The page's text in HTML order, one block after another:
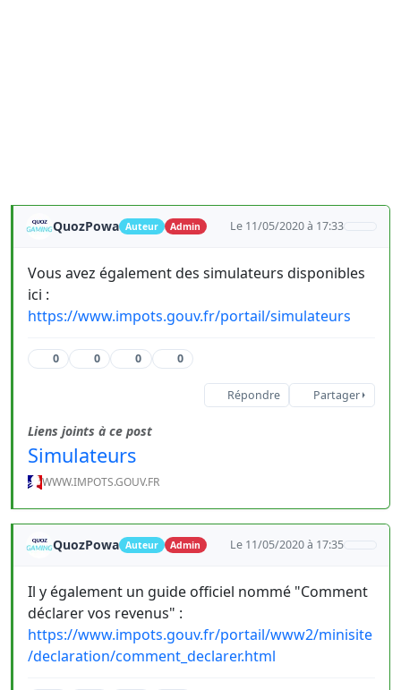
QuozPowa Auteur Admin Le 11/05/2020 à 17:33
Vous avez également des simulateurs disponibles
ici :
https://www.impots.gouv.fr/portail/simulateurs
0 0 0 0
Répondre Partager
Liens joints à ce post
Simulateurs
WWW.IMPOTS.GOUV.FR
QuozPowa Auteur Admin Le 11/05/2020 à 17:35
Il y également un guide officiel nommé "Comment
déclarer vos revenus" :
https://www.impots.gouv.fr/portail/www2/minisite
/declaration/comment_declarer.html